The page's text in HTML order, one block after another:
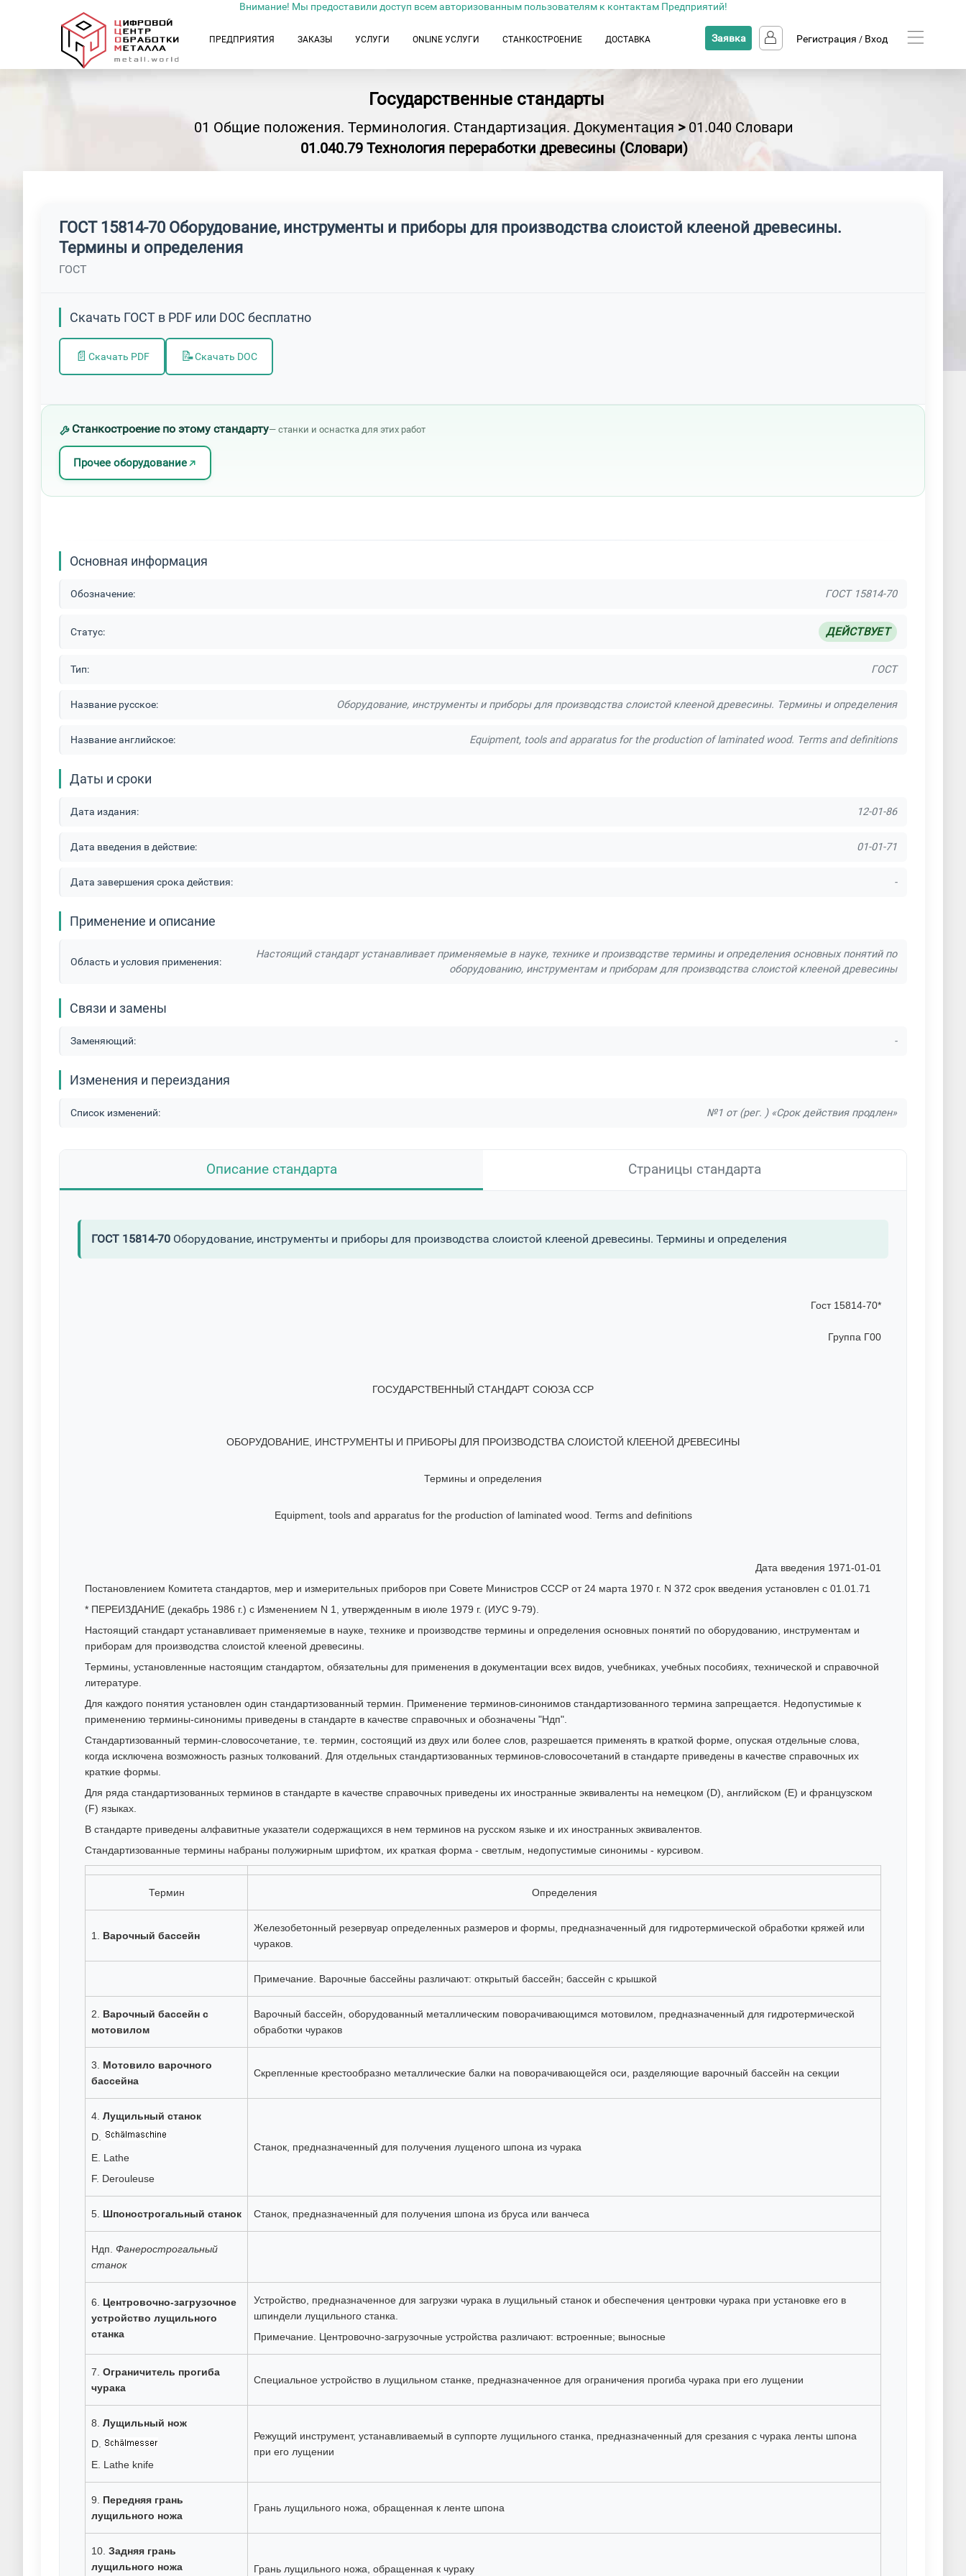
Внимание! Мы предоставили доступ всем авторизованным пользователям к контактам Предприятий!
ПРЕДПРИЯТИЯ ЗАКАЗЫ УСЛУГИ ONLINE УСЛУГИ СТАНКОСТРОЕНИЕ ДОСТАВКА Заявка Регистрация / Вход
Государственные стандарты
01 Общие положения. Терминология. Стандартизация. Документация > 01.040 Словари
01.040.79 Технология переработки древесины (Словари)
ГОСТ 15814-70 Оборудование, инструменты и приборы для производства слоистой клееной древесины.
Термины и определения
ГОСТ
Скачать ГОСТ в PDF или DOC бесплатно
📄 Скачать PDF 📝Скачать DOC
Станкостроение по этому стандарту— станки и оснастка для этих работ
Прочее оборудование
Основная информация
Обозначение: ГОСТ 15814-70
Статус: ДЕЙСТВУЕТ
Тип: ГОСТ
Название русское: Оборудование, инструменты и приборы для производства слоистой клееной древесины. Термины и определения
Название английское: Equipment, tools and apparatus for the production of laminated wood. Terms and definitions
Даты и сроки
Дата издания: 12-01-86
Дата введения в действие: 01-01-71
Дата завершения срока действия: -
Применение и описание
Область и условия применения:
Настоящий стандарт устанавливает применяемые в науке, технике и производстве термины и определения основных понятий по
оборудованию, инструментам и приборам для производства слоистой клееной древесины
Связи и замены
Заменяющий: -
Изменения и переиздания
Список изменений: №1 от (рег. ) «Срок действия продлен»
Описание стандарта Страницы стандарта
ГОСТ 15814-70 Оборудование, инструменты и приборы для производства слоистой клееной древесины. Термины и определения